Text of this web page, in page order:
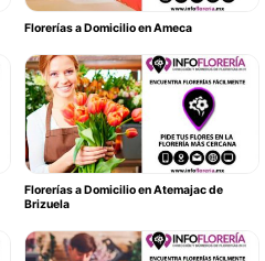
Florerías a Domicilio en Ameca
Florerías a Domicilio en Atemajac de
Brizuela